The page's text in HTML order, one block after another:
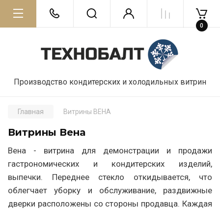
Производство кондитерских и холодильных витрин
0
Главная Витрины ВЕНА
Витрины Вена
Вена - витрина для демонстрации и продажи
гастрономических и кондитерских изделий,
выпечки. Переднее стекло откидывается, что
облегчает уборку и обслуживание, раздвижные
дверки расположены со стороны продавца. Каждая